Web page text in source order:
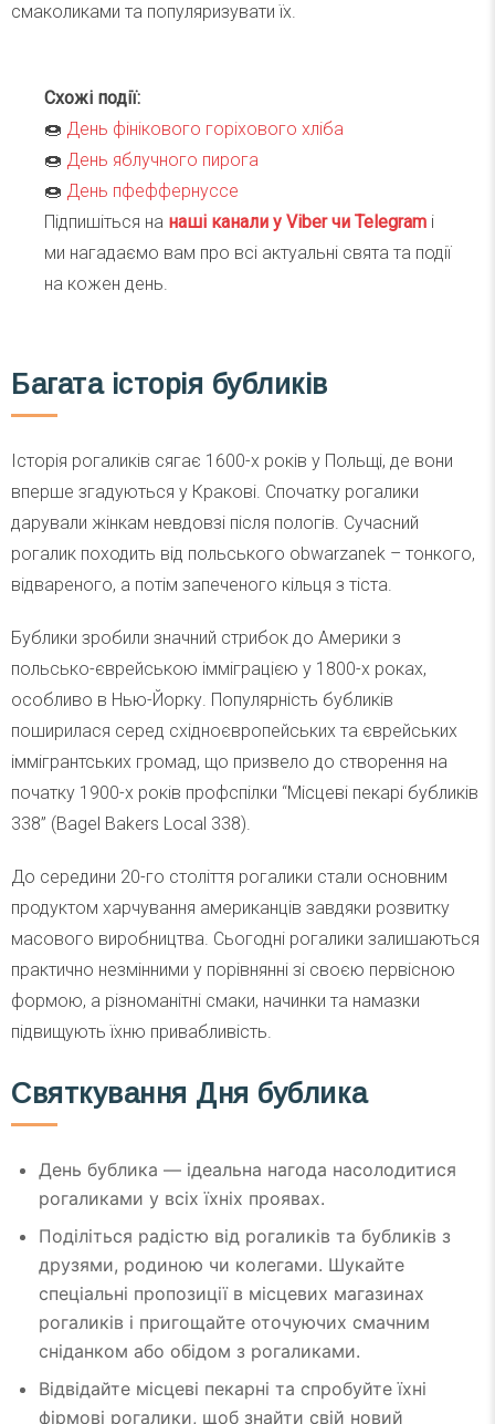
смаколиками та популяризувати їх.
Схожі події:
🍩 День фінікового горіхового хліба
🍩 День яблучного пирога
🍩 День пфеффернуссе
Підпишіться на наші канали у Viber чи Telegram і
ми нагадаємо вам про всі актуальні свята та події
на кожен день.
Багата історія бубликів
Історія рогаликів сягає 1600-х років у Польщі, де вони
вперше згадуються у Кракові. Спочатку рогалики
дарували жінкам невдовзі після пологів. Сучасний
рогалик походить від польського obwarzanek – тонкого,
відвареного, а потім запеченого кільця з тіста.
Бублики зробили значний стрибок до Америки з
польсько-єврейською імміграцією у 1800-х роках,
особливо в Нью-Йорку. Популярність бубликів
поширилася серед східноєвропейських та єврейських
іммігрантських громад, що призвело до створення на
початку 1900-х років профспілки “Місцеві пекарі бубликів
338” (Bagel Bakers Local 338).
До середини 20-го століття рогалики стали основним
продуктом харчування американців завдяки розвитку
масового виробництва. Сьогодні рогалики залишаються
практично незмінними у порівнянні зі своєю первісною
формою, а різноманітні смаки, начинки та намазки
підвищують їхню привабливість.
Святкування Дня бублика
День бублика — ідеальна нагода насолодитися
рогаликами у всіх їхніх проявах.
Поділіться радістю від рогаликів та бубликів з
друзями, родиною чи колегами. Шукайте
спеціальні пропозиції в місцевих магазинах
рогаликів і пригощайте оточуючих смачним
сніданком або обідом з рогаликами.
Відвідайте місцеві пекарні та спробуйте їхні
фірмові рогалики, щоб знайти свій новий